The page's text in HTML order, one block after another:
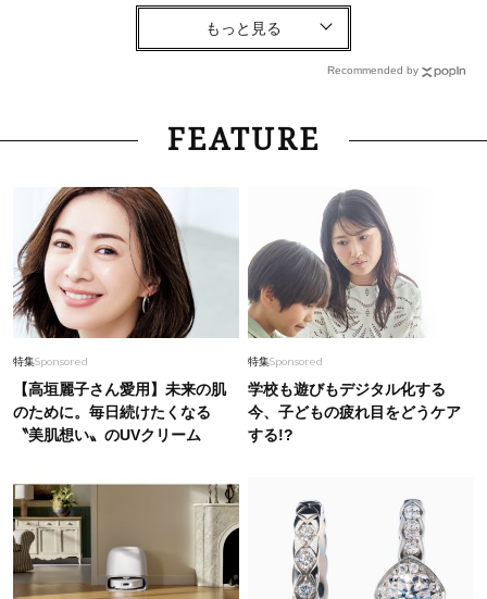
Fashion
この夏の【ワンピース】“黒以外”で大人が着るな
ら？猛暑日に涼しく映える、肌になじむ「きれい
Fashion 2026.1.7
バタバタな毎日にも着映える「白主役」の華やぎ
Fashion
おしゃれ40代のTシャツは白か黒の２択！ON＆
OFF着回しSNAP【コーデ8選】
〈ブルガリ〉40代だからこそ！ずっと憧れてい
た個性派デザインのウォッチ＆ジュエリーにチャ
レンジ
40代の夏コーデは「ホワイトデニム」だけで華
やげる！シンプルでも地味じゃない
Beauty 2026.2.27
Recommended by
FEATURE
特集Sponsored
【高垣麗子さん愛用】未来の肌
のために。毎日続けたくなる
〝美肌想い〟のUVクリーム
特集Sponsored
学校も遊びもデジタル化する
今、子どもの疲れ目をどうケア
する!?